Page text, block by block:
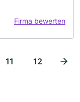
Firma bewerten
11 12